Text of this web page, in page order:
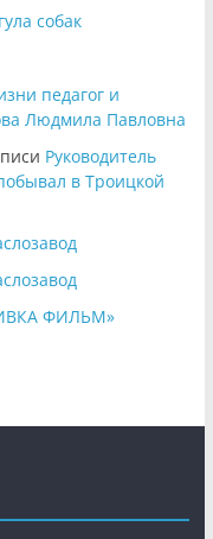
собак
педагог и
Людмила Павловна
Руководитель
в Троицкой
ФИЛЬМ»